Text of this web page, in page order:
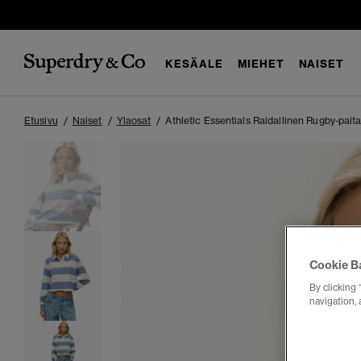
KESÄALE MIEHET NAISET
Etusivu Naiset Ylaosat Athletic Essentials Raidallinen Rugby-paita
Cookie
By clicking
navigation,